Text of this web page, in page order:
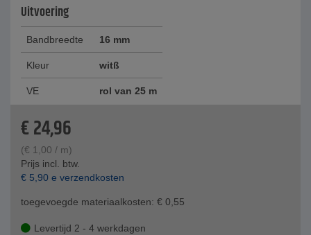
Uitvoering
Bandbreedte 16 mm
Kleur witß
VE rol van 25 m
€24,96
(€ 1,00 / m)
Prijs incl. btw.
€ 5,90 e verzendkosten
toegevoegde materiaalkosten: € 0,55
Levertijd 2 - 4 werkdagen